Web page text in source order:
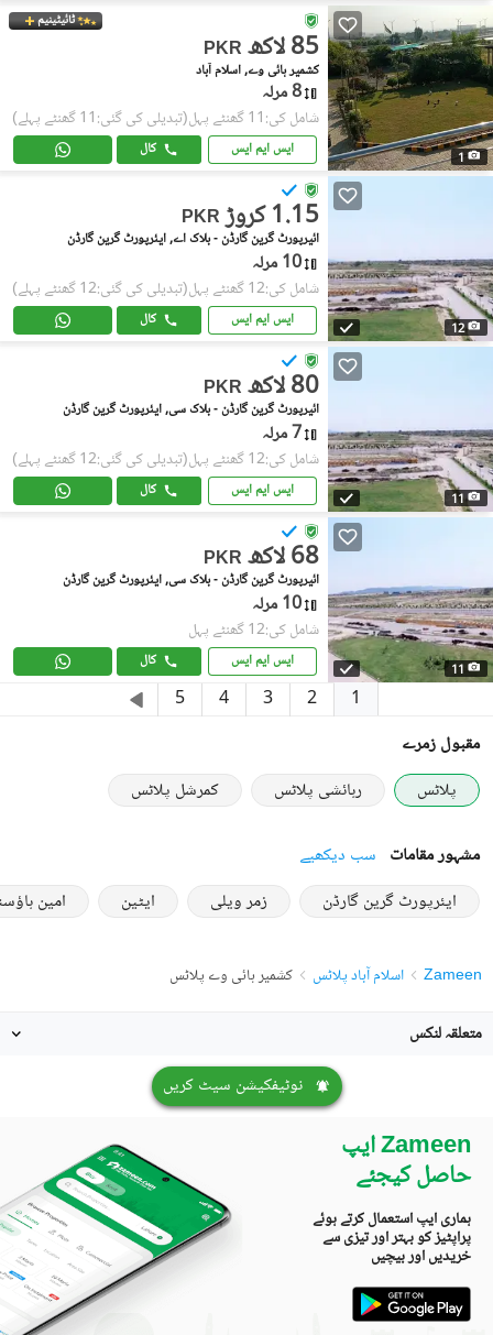
1
ٹائیٹینیم
PKR 85 لاکھ
کشمیر ہائی وے, اسلام آباد
8 مرلہ
شامل کی:11 گھنٹے پہل (تبدیلی کی گئی:11 گھنٹے پہلے)
ایس ایم ایس کال
12
PKR 1.15 کروڑ
ائیرپورٹ گرین گارڈن - بلاک اے, ایئرپورٹ گرین گارڈن
10 مرلہ
شامل کی:12 گھنٹے پہل (تبدیلی کی گئی:12 گھنٹے پہلے)
ایس ایم ایس کال
11
PKR 80 لاکھ
ائیرپورٹ گرین گارڈن - بلاک سی, ایئرپورٹ گرین گارڈن
7 مرلہ
شامل کی:12 گھنٹے پہل (تبدیلی کی گئی:12 گھنٹے پہلے)
ایس ایم ایس کال
11
PKR 68 لاکھ
ائیرپورٹ گرین گارڈن - بلاک سی, ایئرپورٹ گرین گارڈن
10 مرلہ
شامل کی:12 گھنٹے پہل
ایس ایم ایس کال
1
2
3
4
5
مقبول زمرے
پلاٹس
رہائشی پلاٹس کمرشل پلاٹس
مشہور مقامات سب دیکھیے
ایئرپورٹ گرین گارڈن
زمر ویلی ایٹین امین
Zameen اسلام آباد پلاٹس کشمیر ہائی وے پلاٹس
متعلقہ لنکس
نوٹیفکیشن سیٹ کریں
Zameen ایپ
حاصل کیجئے
ہماری ایپ استعمال کرتے ہوئے
پراپٹیز کو بہتر اور تیزی سے
خریدیں اور بیچیں